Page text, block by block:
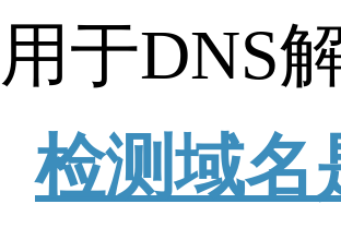
于DNS
检测域名